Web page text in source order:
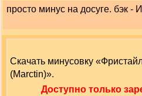
просто минус на досуге. бэк -
Скачать минусовку
(Marctin)».
Доступно только